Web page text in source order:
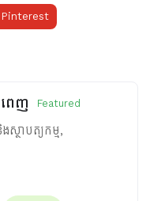
Pinterest
ពេញ Featured
ថាបត្យកម្ម,